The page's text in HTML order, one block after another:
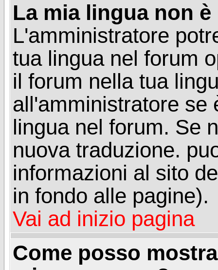
La mia lingua non
L'amministratore
tua lingua nel forum
il forum nella tua
all'amministratore se
lingua nel forum. Se
nuova traduzione.
informazioni al sito
in fondo alle pagine).
Vai ad inizio pagina
Come posso